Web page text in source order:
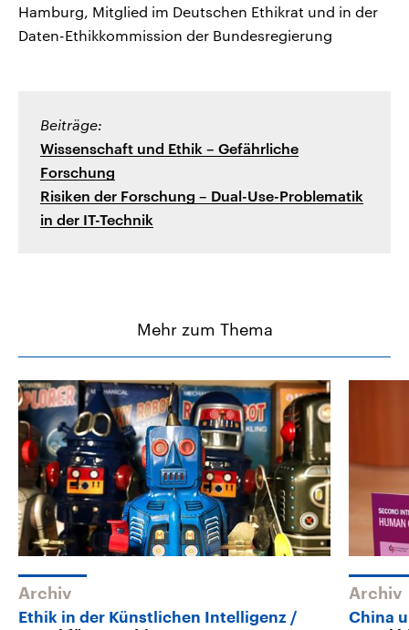
Hamburg, Mitglied im Deutschen Ethikrat und in der
Daten-Ethikkommission der Bundesregierung
Beiträge:
Wissenschaft und Ethik – Gefährliche
Forschung
Risiken der Forschung – Dual-Use-Problematik
in der IT-Technik
Mehr zum Thema
Archiv
Ethik in der Künstlichen Intelligenz
Archiv
China